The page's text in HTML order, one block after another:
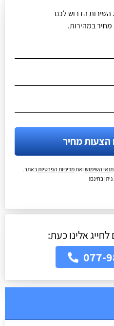
הדרוש לכם
מחיר במהירות.
הצעות מחיר
תנאי השימוש ואתמדיניות הפרטיות באתר.
בחינם!
אלינו כעת:
077-